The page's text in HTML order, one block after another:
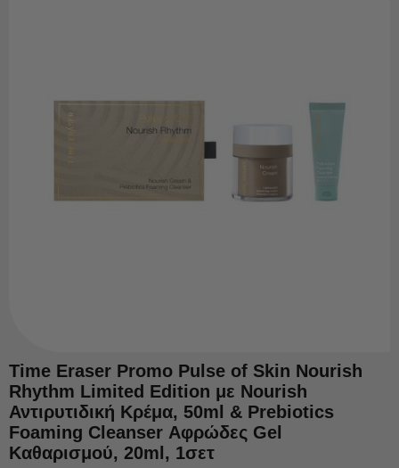
Time Eraser Promo Pulse of Skin Nourish
Rhythm Limited Edition με Nourish
Αντιρυτιδική Κρέμα, 50ml & Prebiotics
Foaming Cleanser Αφρώδες Gel
Καθαρισμού, 20ml, 1σετ